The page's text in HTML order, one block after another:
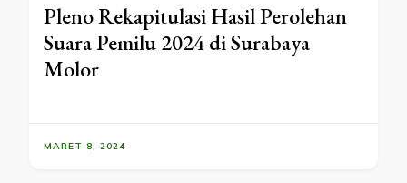
Pleno Rekapitulasi Hasil Perolehan
Suara Pemilu 2024 di Surabaya
Molor
MARET 8, 2024